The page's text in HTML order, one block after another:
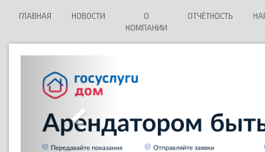
ГЛАВНАЯ НОВОСТИ
О
КОМПАНИИ
ОТЧЁТНОСТЬ